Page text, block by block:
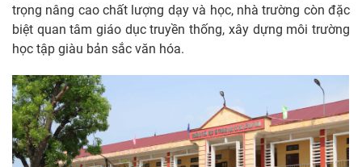
trọng nâng cao chất lượng dạy và học, nhà trường còn đặc
biệt quan tâm giáo dục truyền thống, xây dựng môi trường
học tập giàu bản sắc văn hóa.